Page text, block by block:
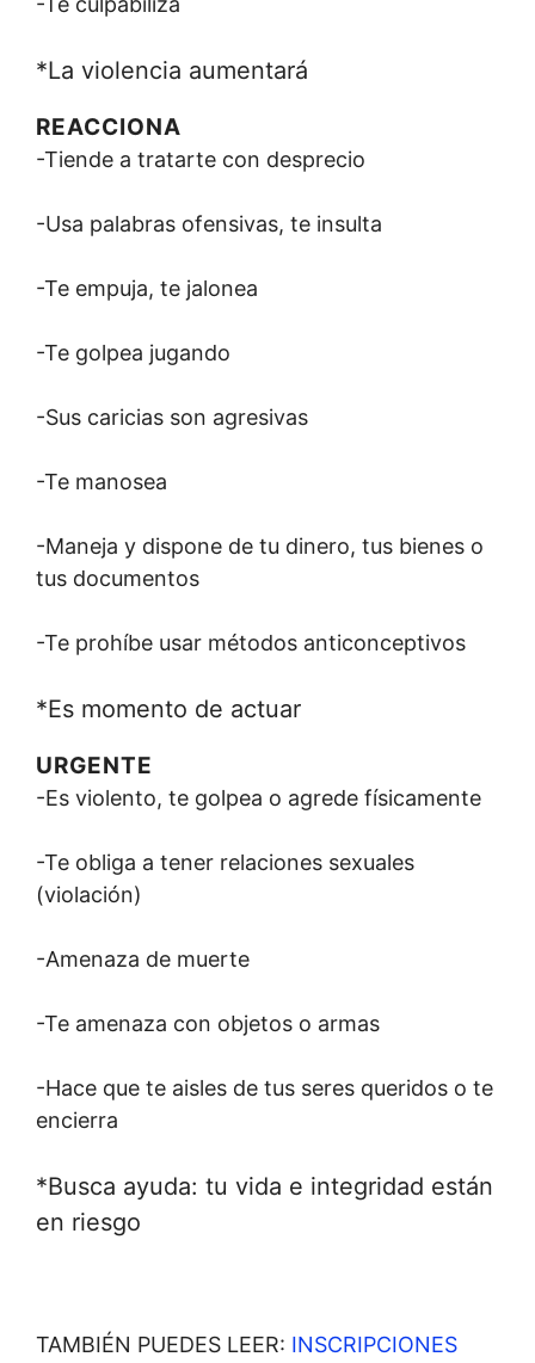
*La violencia aumentará
REACCIONA
-Tiende a tratarte con desprecio
-Usa palabras ofensivas, te insulta
-Te empuja, te jalonea
-Te golpea jugando
-Sus caricias son agresivas
-Te manosea
-Maneja y dispone de tu dinero, tus bienes o
tus documentos
-Te prohíbe usar métodos anticonceptivos
*Es momento de actuar
URGENTE
-Es violento, te golpea o agrede físicamente
-Te obliga a tener relaciones sexuales
(violación)
-Amenaza de muerte
-Te amenaza con objetos o armas
-Hace que te aisles de tus seres queridos o te
encierra
*Busca ayuda: tu vida e integridad están
en riesgo
TAMBIÉN PUEDES LEER: INSCRIPCIONES